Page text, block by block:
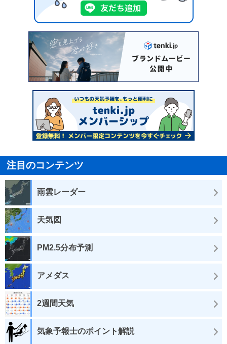
注目のコンテンツ
雨雲レーダー
天気図
PM2.5分布予測
アメダス
2週間天気
気象予報士のポイント解説